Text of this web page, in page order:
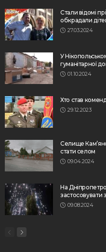
Стали відомі
обкрадали
27.03.2024
У
гуманітарної
01.10.2024
Хто став
29.12.2023
Селище
стати селом
09.04.2024
На
застосовувати
09.08.2024